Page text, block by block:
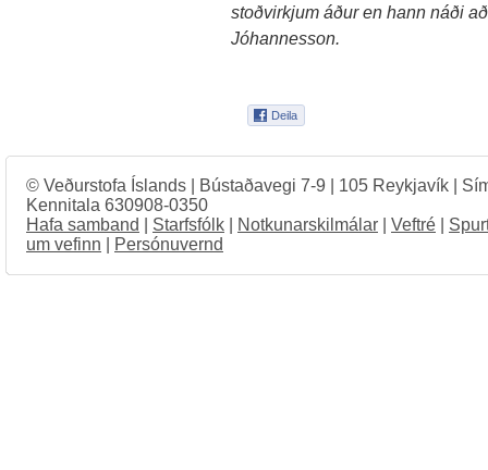
stoðvirkjum áður en hann náði
Jóhannesson.
© Veðurstofa Íslands | Bústaðavegi 7-9 | 105 Reykjavík |
Kennitala 630908-0350
Hafa samband
Starfsfólk Notkunarskilmálar Veftré
um vefinn
Persónuvernd